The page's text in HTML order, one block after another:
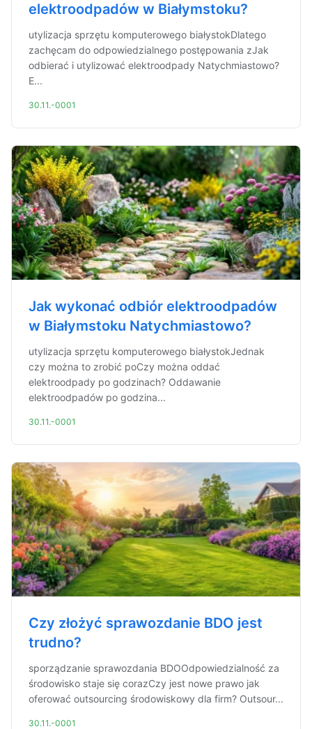
elektroodpadów w Białymstoku?
utylizacja sprzętu komputerowego białystokDlatego
zachęcam do odpowiedzialnego postępowania zJak
odbierać i utylizować elektroodpady Natychmiastowo?
E...
30.11.-0001
Jak wykonać odbiór elektroodpadów
w Białymstoku Natychmiastowo?
utylizacja sprzętu komputerowego białystokJednak
czy można to zrobić poCzy można oddać
elektroodpady po godzinach? Oddawanie
elektroodpadów po godzina...
30.11.-0001
Czy złożyć sprawozdanie BDO jest
trudno?
sporządzanie sprawozdania BDOOdpowiedzialność za
środowisko staje się corazCzy jest nowe prawo jak
oferować outsourcing środowiskowy dla firm? Outsour...
30.11.-0001